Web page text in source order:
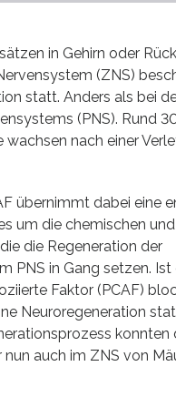
in Gehirn oder
(ZNS)
statt. Anders als bei
(PNS). Rund
nach einer
übernimmt dabei eine
um die chemischen
die Regeneration der
PNS in Gang setzen. Ist
Faktor (PCAF)
Neuroregeneration
konnten
auch im ZNS von